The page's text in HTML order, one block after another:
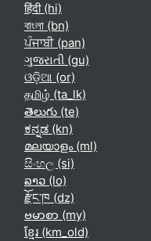
हिंदी ‎(hi)‎
বাংলা ‎(bn)‎
ਪੰਜਾਬੀ ‎(pan)‎
ગુજરાતી ‎(gu)‎
ଓଡ଼ିଆ ‎(or)‎
தமிழ் ‎(ta_lk)‎
తెలుగు ‎(te)‎
ಕನ್ನಡ ‎(kn)‎
മലയാളം ‎(ml)‎
සිංහල ‎(si)‎
ລາວ ‎(lo)‎
རྫོང་ཁ ‎(dz)‎
ဗမာစာ ‎(my)‎
ខ្មែរ ‎(km_old)‎